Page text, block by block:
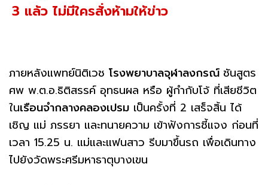
3 แล้ว ไม่มีใครสั่งห้ามให้ข่าว
ภายหลังแพทย์นิติเวช โรงพยาบาลจุฬาลงกรณ์ ชันสูตร
ศพ พ.ต.อ.ธิติสรรค์ อุทธนผล หรือ ผู้กำกับโจ้ ที่เสียชีวิต
ในเรือนจำกลางคลองเปรม เป็นครั้งที่ 2 เสร็จสิ้น ได้
เชิญ แม่ ภรรยา และทนายความ เข้าฟังการชี้แจง ก่อนที่
เวลา 15.25 น. แม่และแฟนสาว รีบมาขึ้นรถ เพื่อเดินทาง
ไปยังวัดพระศรีมหาธาตุบางเขน